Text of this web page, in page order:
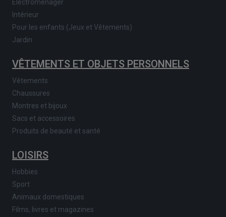
Electroménager
Intérieur
Pour les enfants (Jeux et Vêtements)
Jardin
VÊTEMENTS ET OBJETS PERSONNELS
Vêtements
Chaussures
Montres et bijoux
Sacs et accessoires
Produits de beauté et santé
LOISIRS
Hobbies
Sport
Animaux domestiques
Films, livres et magazines